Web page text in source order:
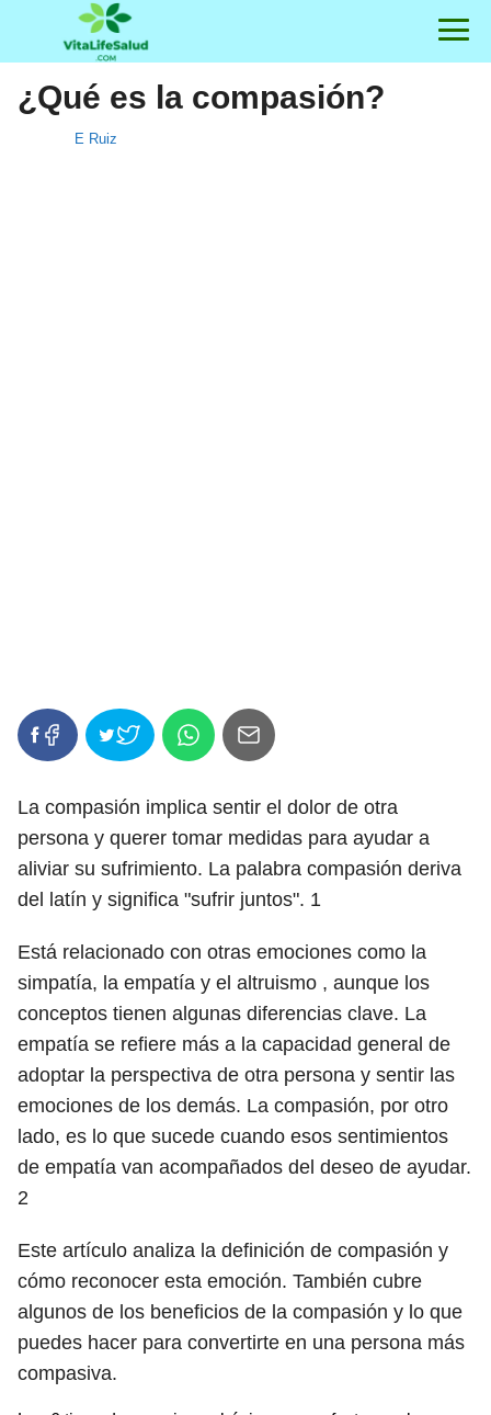
¿Qué es la compasión?
E Ruiz
La compasión implica sentir el dolor de otra
persona y querer tomar medidas para ayudar a
aliviar su sufrimiento. La palabra compasión deriva
del latín y significa "sufrir juntos". 1
Está relacionado con otras emociones como la
simpatía, la empatía y el altruismo , aunque los
conceptos tienen algunas diferencias clave. La
empatía se refiere más a la capacidad general de
adoptar la perspectiva de otra persona y sentir las
emociones de los demás. La compasión, por otro
lado, es lo que sucede cuando esos sentimientos
de empatía van acompañados del deseo de ayudar.
2
Este artículo analiza la definición de compasión y
cómo reconocer esta emoción. También cubre
algunos de los beneficios de la compasión y lo que
puedes hacer para convertirte en una persona más
compasiva.